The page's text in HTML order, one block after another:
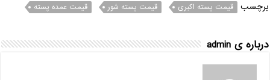
برچسب قیمت پسته اکبری قیمت پسته شور قیمت عمده پسته
درباره ی admin